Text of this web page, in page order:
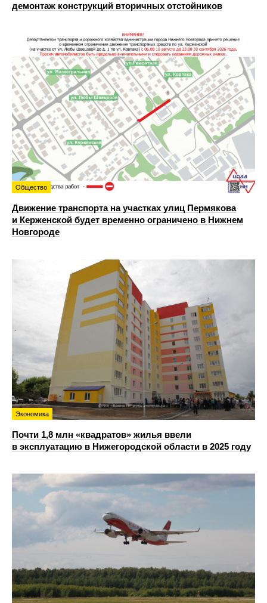
демонтаж конструкций вторичных отстойников
Общество
Движение транспорта на участках улиц Пермякова
и Керженской будет временно ограничено в Нижнем
Новгороде
Экономика
Почти 1,8 млн «квадратов» жилья ввели
в эксплуатацию в Нижегородской области в 2025 году